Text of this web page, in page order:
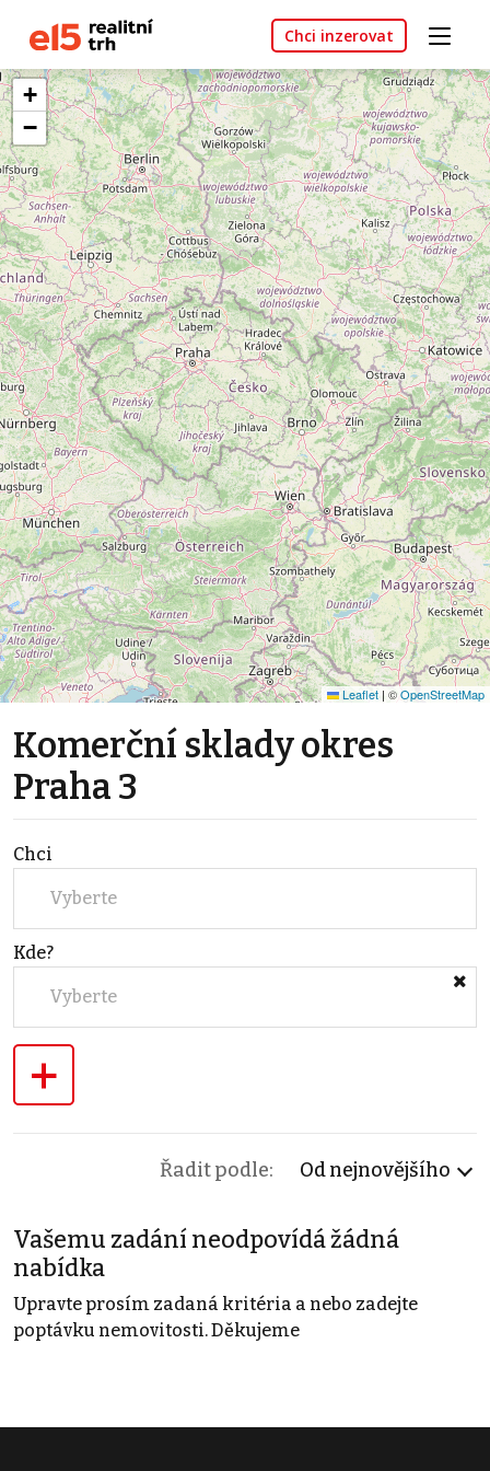
Chci inzerovat
+
−
Leaflet | ©OpenStreetMap
Komerční sklady okres
Praha 3
Chci
Vyberte
Kde?
Vyberte
+
Řadit podle: Od nejnovějšího
Vašemu zadání neodpovídá žádná
nabídka
Upravte prosím zadaná kritéria a nebo zadejte
poptávku nemovitosti. Děkujeme